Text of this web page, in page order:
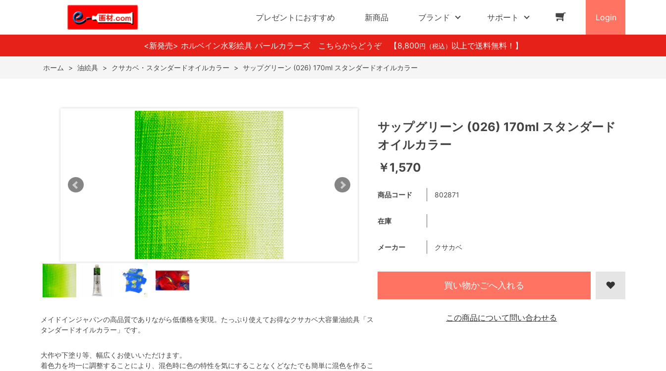
プレゼントにおすすめ 新商品 ブランド サポート Login
<新発売> ホルベイン水彩絵具 パールカラーズ こちらからどうぞ 【8,800 円（税込） 以上で送料無料！】
ホーム > 油絵具 > クサカベ・スタンダードオイルカラー > サップグリーン (026) 170ml スタンダードオイルカラー
メイドインジャパンの高品質でありながら低価格を実現。たっぷり使えてお得なクサカベ大容量油絵具「ス
タンダードオイルカラー」です。
大作や下塗り等、幅広くお使いいただけます。
着色力を均一に調整することにより、混色時に色の特性を気にすることなくどなたでも簡単に混色を作るこ
サップグリーン (026) 170ml スタンダード
オイルカラー
￥1,570
商品コード 802871
在庫
メーカー クサカベ
買い物かごへ入れる
この商品について問い合わせる